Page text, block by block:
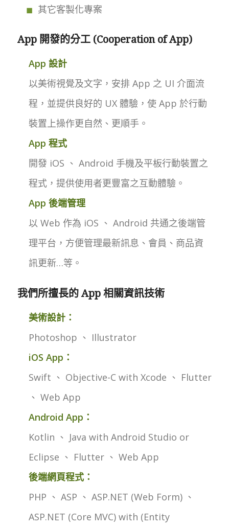
其它客製化專案
App 開發的分工 (Cooperation of App)
App 設計
以美術視覺及文字，安排 App 之 UI 介面流
程，並提供良好的 UX 體驗，使 App 於行動
裝置上操作更自然、更順手。
App 程式
開發 iOS 、 Android 手機及平板行動裝置之
程式，提供使用者更豐富之互動體驗。
App 後端管理
以 Web 作為 iOS 、 Android 共通之後端管
理平台，方便管理最新訊息、會員、商品資
訊更新…等。
我們所擅長的 App 相關資訊技術
美術設計：
Photoshop 、 Illustrator
iOS App：
Swift 、 Objective-C with Xcode 、 Flutter
、 Web App
Android App：
Kotlin 、 Java with Android Studio or
Eclipse 、 Flutter 、 Web App
後端網頁程式：
PHP 、 ASP 、 ASP.NET (Web Form) 、
ASP.NET (Core MVC) with (Entity